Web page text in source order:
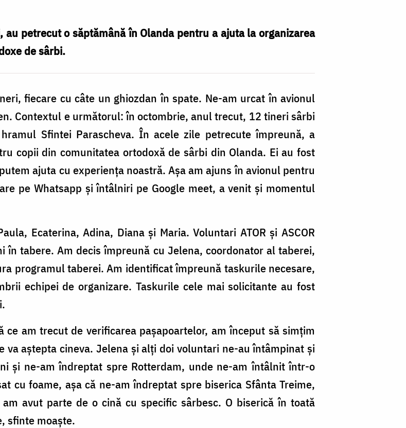
au petrecut o săptămână în Olanda pentru a ajuta la organizarea
de sârbi.
fiecare cu câte un ghiozdan în spate. Ne-am urcat în avionul
Contextul e următorul: în octombrie, anul trecut, 12 tineri sârbi
Sfintei Parascheva. În acele zile petrecute împreună, a
copii din comunitatea ortodoxă de sârbi din Olanda. Ei au fost
ajuta cu experiența noastră. Așa am ajuns în avionul pentru
pe Whatsapp și întâlniri pe Google meet, a venit și momentul
Ecaterina, Adina, Diana și Maria. Voluntari ATOR și ASCOR
tabere. Am decis împreună cu Jelena, coordonator al taberei,
programul taberei. Am identificat împreună taskurile necesare,
echipei de organizare. Taskurile cele mai solicitante au fost
am trecut de verificarea pașapoartelor, am început să simțim
va aștepta cineva. Jelena și alți doi voluntari ne-au întâmpinat și
și ne-am îndreptat spre Rotterdam, unde ne-am întâlnit într-o
cu foame, așa că ne-am îndreptat spre biserica Sfânta Treime,
avut parte de o cină cu specific sârbesc. O biserică în toată
sfinte moaște.